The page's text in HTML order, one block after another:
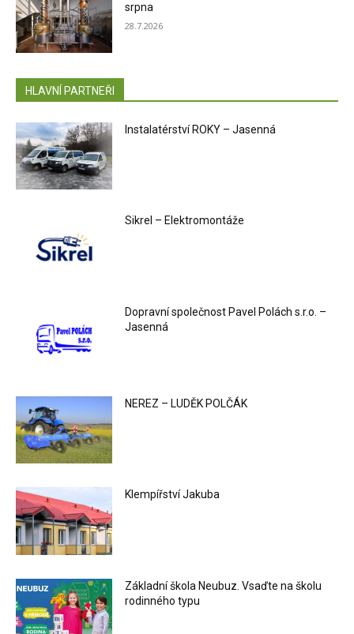
srpna
28.7.2026
HLAVNÍ PARTNEŘI
Instalatérství ROKY – Jasenná
Sikrel – Elektromontáže
Dopravní společnost Pavel Polách s.r.o. –
Jasenná
NEREZ – LUDĚK POLČÁK
Klempířství Jakuba
Základní škola Neubuz. Vsaďte na školu
rodinného typu